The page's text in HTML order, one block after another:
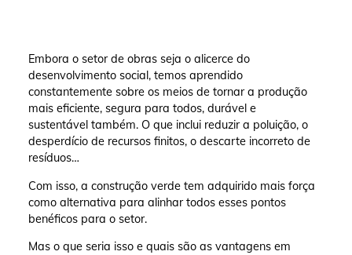
Embora o setor de obras seja o alicerce do
desenvolvimento social, temos aprendido
constantemente sobre os meios de tornar a produção
mais eficiente, segura para todos, durável e
sustentável também. O que inclui reduzir a poluição, o
desperdício de recursos finitos, o descarte incorreto de
resíduos…
Com isso, a construção verde tem adquirido mais força
como alternativa para alinhar todos esses pontos
benéficos para o setor.
Mas o que seria isso e quais são as vantagens em